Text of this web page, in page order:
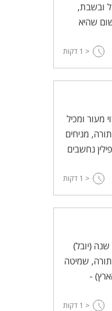
ובשבת,
שהיא
< 1 דקות
מעור ומכיל
מניחים
נחשבים
< 1 דקות
(יובל)
שמיטה
-
< 1 דקות